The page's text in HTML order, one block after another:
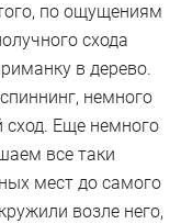
по ощущениям
схода
в дерево.
немного
сход. Еще немного
все таки
мест до самого
возле него,